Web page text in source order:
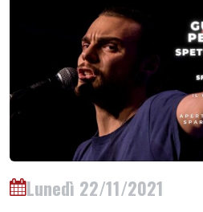
Lunedì 22/11/2021